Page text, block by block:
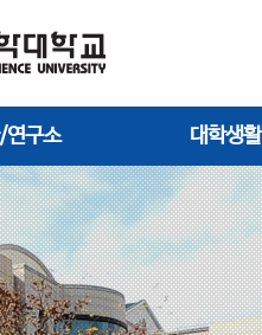
연구소 대학생활